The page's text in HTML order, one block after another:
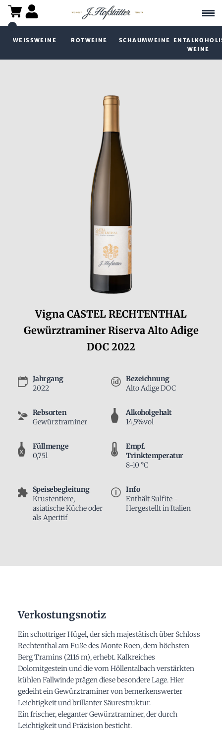
WEISSWEINE ROTWEINE SCHAUMWEINE
WEINE
Vigna CASTEL RECHTENTHAL
Gewürztraminer Riserva Alto Adige
DOC 2022
Jahrgang
2022
Bezeichnung
Alto Adige DOC
Rebsorten
Gewürztraminer
Alkoholgehalt
14,5%vol
Füllmenge
0,75l
Empf.
Trinktemperatur
8-10 °C
Speisebegleitung
Krustentiere,
asiatische Küche oder
als Aperitif
Info
Enthält Sulfite -
Hergestellt in Italien
Verkostungsnotiz
Ein schottriger Hügel, der sich majestätisch über Schloss
Rechtenthal am Fuße des Monte Roen, dem höchsten
Berg Tramins (2116 m), erhebt. Kalkreiches
Dolomitgestein und die vom Höllentalbach verstärkten
kühlen Fallwinde prägen diese besondere Lage. Hier
gedeiht ein Gewürztraminer von bemerkenswerter
Leichtigkeit und brillanter Säurestruktur.
Ein frischer, eleganter Gewürztraminer, der durch
Leichtigkeit und Präzision besticht.